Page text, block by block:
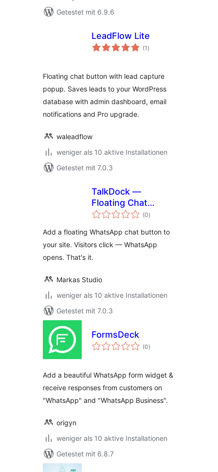
Getestet mit 6.9.6
LeadFlow Lite
(1 Bewertungen
insgesamt
)
Floating chat button with lead capture
popup. Saves leads to your WordPress
database with admin dashboard, email
notifications and Pro upgrade.
waleadflow
weniger als 10 aktive Installationen
Getestet mit 7.0.3
TalkDock —
Floating Chat
Button
(0Bewertungen
insgesamt
)
Add a floating WhatsApp chat button to
your site. Visitors click — WhatsApp
opens. That's it.
Markas Studio
weniger als 10 aktive Installationen
Getestet mit 7.0.3
FormsDeck
(0Bewertungen
insgesamt
)
Add a beautiful WhatsApp form widget &
receive responses from customers on
"WhatsApp" and "WhatsApp Business".
origyn
weniger als 10 aktive Installationen
Getestet mit 6.8.7